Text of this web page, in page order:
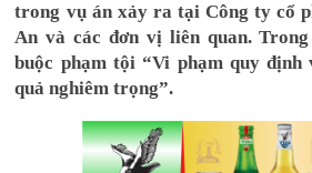
trong vụ án xảy ra tại Công ty cổ
An và các đơn vị liên quan.
buộc phạm tội “Vi phạm quy định
quả nghiêm trọng”.